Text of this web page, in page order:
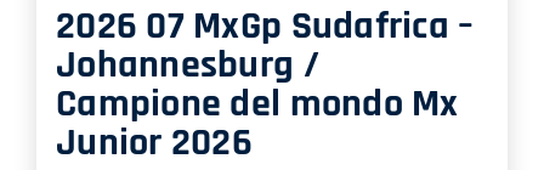
2026 07 MxGp Sudafrica –
Johannesburg /
Campione del mondo Mx
Junior 2026